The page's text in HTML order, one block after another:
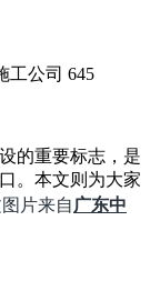
工公司 645
的重要标志，是
。本文则为大家
图片来自广东中